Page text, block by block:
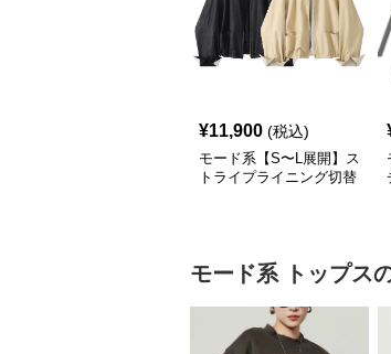
¥11,900 (税込)
モード系【S〜L展開】ス
トライプライニング切替
モード系 トップス